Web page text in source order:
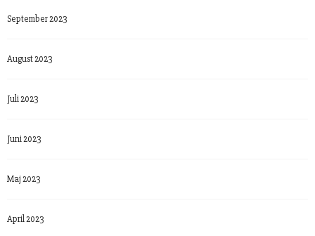
September 2023
August 2023
Juli 2023
Juni 2023
Maj 2023
April 2023